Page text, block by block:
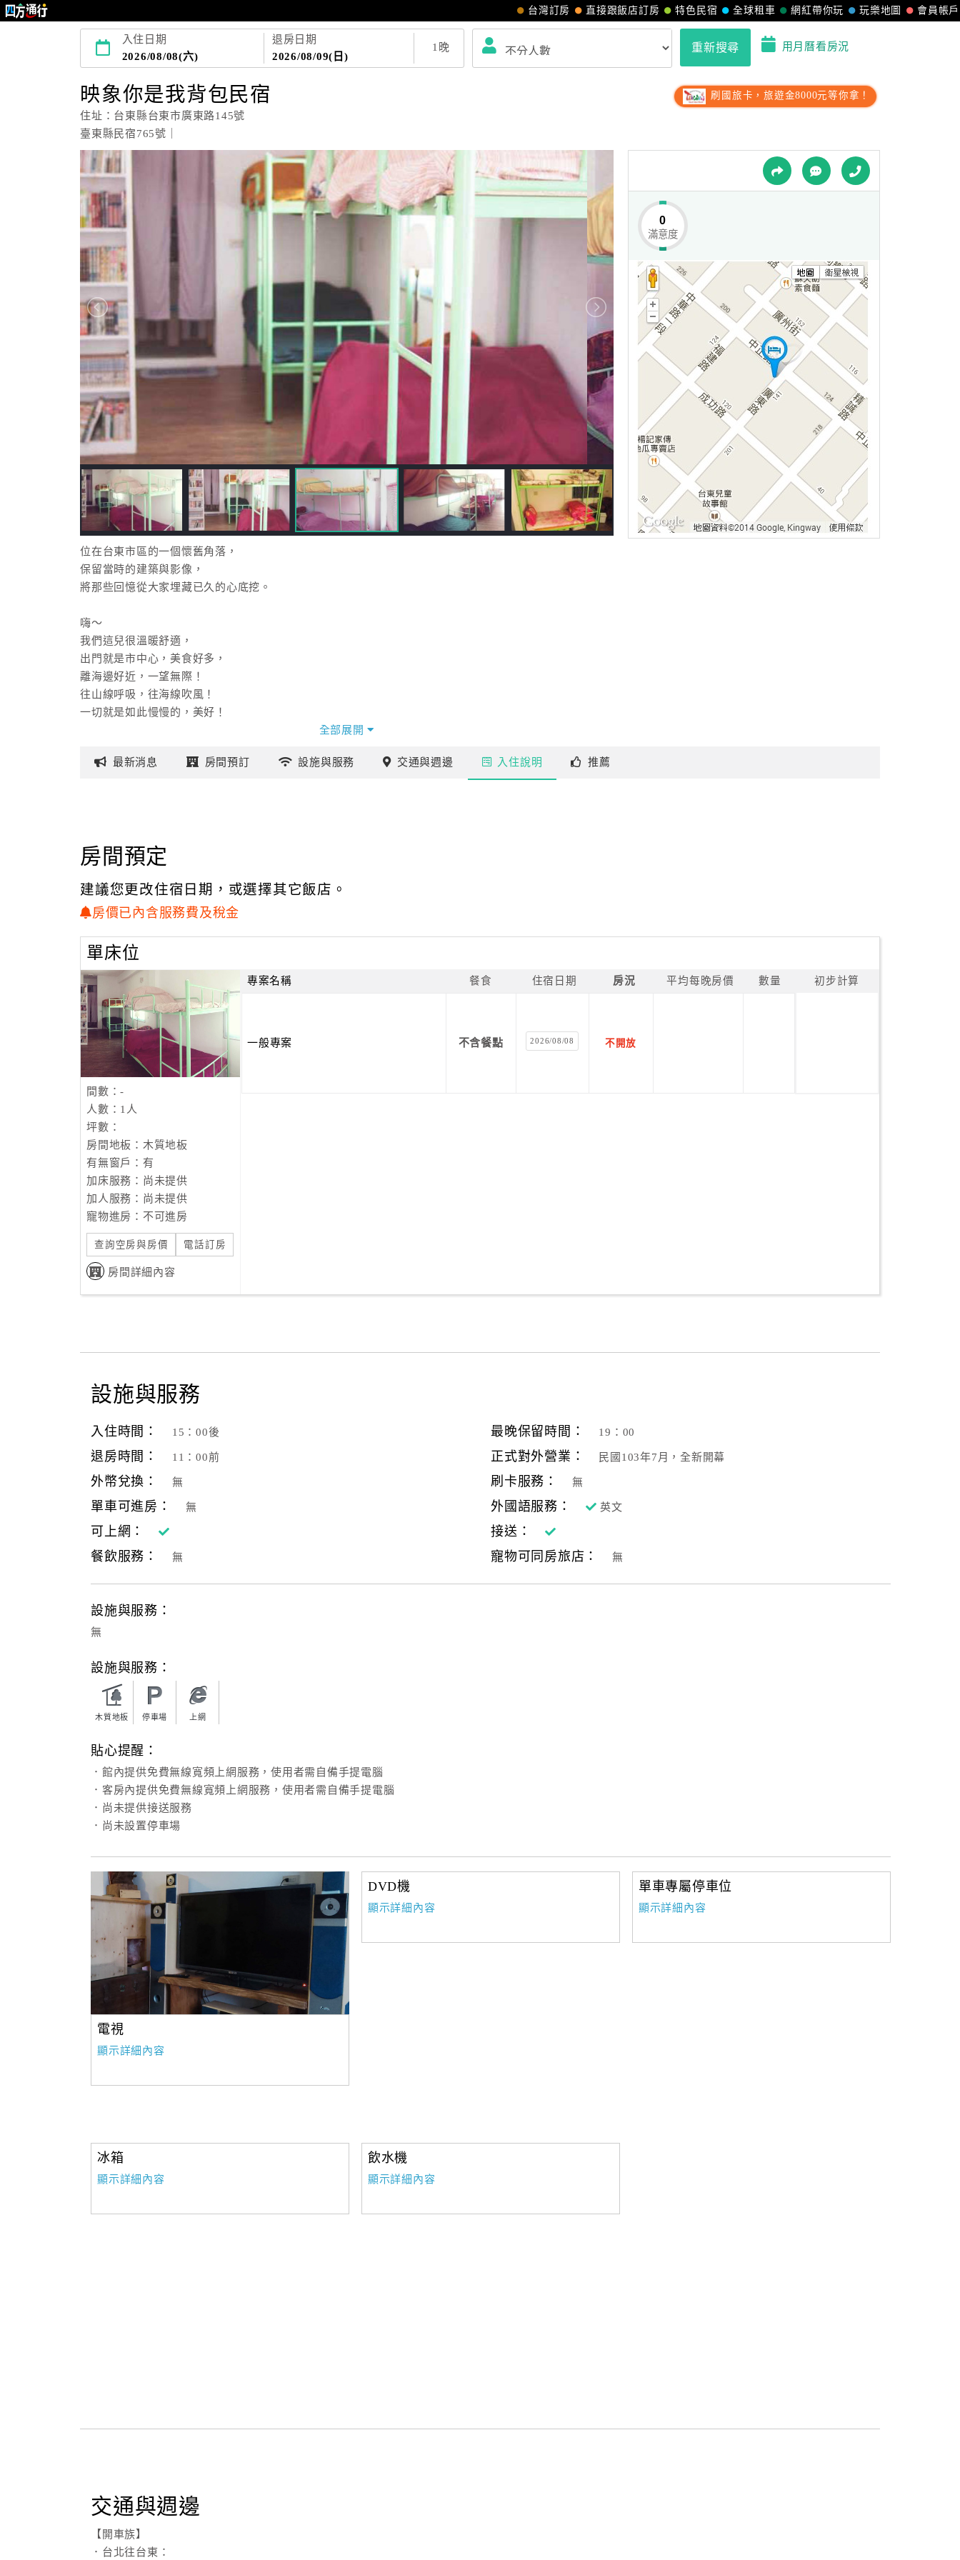
會員帳戶
玩樂地圖
網紅帶你玩
全球租車
特色民宿
直接跟飯店訂房
台灣訂房
入住日期
2026/08/08(六)
退房日期
2026/08/09(日)
1 晚 重新搜尋 用月曆看房況
映象你是我背包民宿
住址：台東縣台東市廣東路145號
臺東縣民宿765號｜
刷國旅卡，旅遊金8000元等你拿！
位在台東市區的一個懷舊角落，
保留當時的建築與影像，
將那些回憶從大家埋藏已久的心底挖。
嗨～
我們這兒很溫暖舒適，
出門就是市中心，美食好多，
離海邊好近，一望無際！
往山線呼吸，往海線吹風！
一切就是如此慢慢的，美好！
全部展開
0
滿意度
最新消息 房間預訂 設施與服務 交通與週邊 入住說明 推薦
房間預定
建議您更改住宿日期，或選擇其它飯店。
房價已內含服務費及稅金
單床位
間數：-
人數：1人
坪數：
房間地板：木質地板
有無窗戶：有
加床服務：尚未提供
加人服務：尚未提供
寵物進房：不可進房
查詢空房與房價 電話訂房
房間詳細內容
專案名稱 餐食 住宿日期 房況 平均每晚房價 數量 初步計算
一般專案 不含餐點 2026/08/08 不開放
設施與服務
入住時間： 15：00後 最晚保留時間： 19：00
退房時間： 11：00前 正式對外營業： 民國103年7月，全新開幕
外幣兌換： 無 刷卡服務： 無
單車可進房： 無 外國語服務： 英文
可上網：
接送：
餐飲服務：
無 寵物可同房旅店： 無
設施與服務：
無
設施與服務：
木質地板 停車場 上網
貼心提醒：
．館內提供免費無線寬頻上網服務，使用者需自備手提電腦
．客房內提供免費無線寬頻上網服務，使用者需自備手提電腦
．尚未提供接送服務
．尚未設置停車場
電視
顯示詳細內容
DVD機
顯示詳細內容
單車專屬停車位
顯示詳細內容
冰箱
顯示詳細內容
飲水機
顯示詳細內容
交通與週邊
【開車族】
．台北往台東：